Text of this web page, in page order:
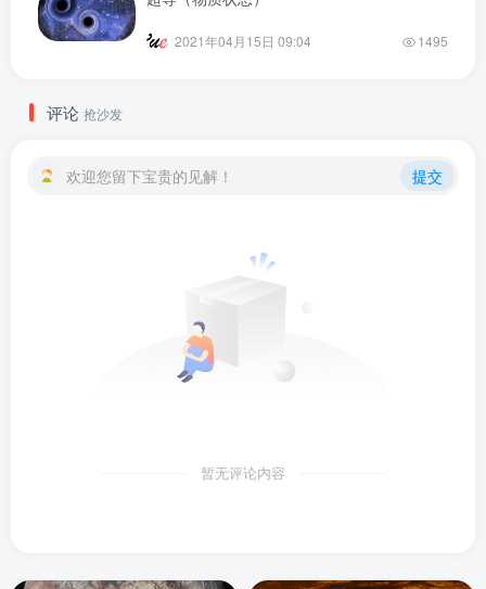
2021年04月15日 09:04 1495
评论 抢沙发
欢迎您留下宝贵的见解！ 提交
暂无评论内容